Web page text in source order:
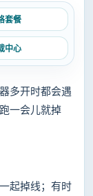
套餐
中心
多开时都会遇
一会儿就掉
起掉线；有时